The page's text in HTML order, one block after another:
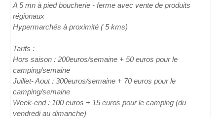
A 5 mn à pied boucherie - ferme avec vente de produits
régionaux
Hypermarchés à proximité ( 5 kms)
Tarifs :
Hors saison : 200euros/semaine + 50 euros pour le
camping/semaine
Juillet- Aout : 300euros/semaine + 70 euros pour le
camping/semaine
Week-end : 100 euros + 15 euros pour le camping (du
vendredi au dimanche)